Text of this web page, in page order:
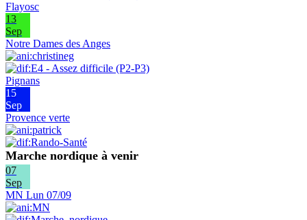
Flayosc
13
Sep
Notre Dames des Anges
Pignans
15
Sep
Provence verte
Marche nordique à venir
07
Sep
MN Lun 07/09